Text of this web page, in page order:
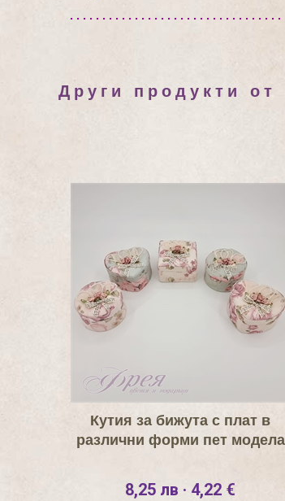
Други продукти от
Кутия за бижута с плат в
различни форми пет модела
8,25 лв · 4,22 €